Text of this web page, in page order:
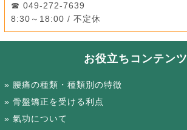
049-272-7639
8:30～18:00 / 不定休
お役立ちコンテンツ
腰痛の種類・種類別の特徴
骨盤矯正を受ける利点
氣功について